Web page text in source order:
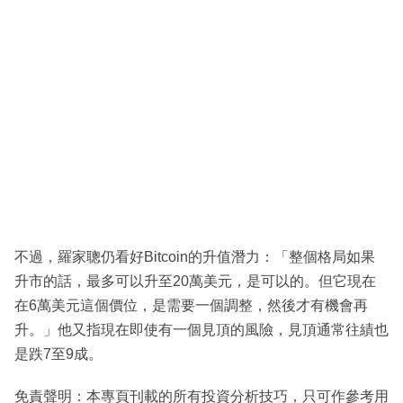
不過，羅家聰仍看好Bitcoin的升值潛力：「整個格局如果
升市的話，最多可以升至20萬美元，是可以的。但它現在
在6萬美元這個價位，是需要一個調整，然後才有機會再
升。」他又指現在即使有一個見頂的風險，見頂通常往績也
是跌7至9成。
免責聲明：本專頁刊載的所有投資分析技巧，只可作參考用